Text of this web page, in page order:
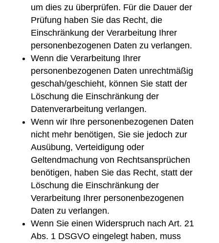
um dies zu überprüfen. Für die Dauer der
Prüfung haben Sie das Recht, die
Einschränkung der Verarbeitung Ihrer
personenbezogenen Daten zu verlangen.
Wenn die Verarbeitung Ihrer
personenbezogenen Daten unrechtmäßig
geschah/geschieht, können Sie statt der
Löschung die Einschränkung der
Datenverarbeitung verlangen.
Wenn wir Ihre personenbezogenen Daten
nicht mehr benötigen, Sie sie jedoch zur
Ausübung, Verteidigung oder
Geltendmachung von Rechtsansprüchen
benötigen, haben Sie das Recht, statt der
Löschung die Einschränkung der
Verarbeitung Ihrer personenbezogenen
Daten zu verlangen.
Wenn Sie einen Widerspruch nach Art. 21
Abs. 1 DSGVO eingelegt haben, muss